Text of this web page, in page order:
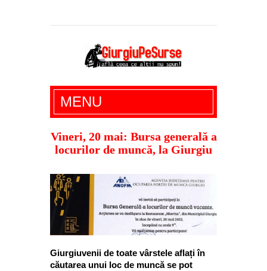
Giurgiu Pe Surse – actualitate giurgiu,
administratie giurgiu, stiri politice, social
economic, editoriale giurgiu, dezvaluiri,
soc, cancan, stiri locale
MENU
Vineri, 20 mai: Bursa generală a
locurilor de muncă, la Giurgiu
Giurgiuvenii de toate vârstele aflați în
căutarea unui loc de muncă se pot